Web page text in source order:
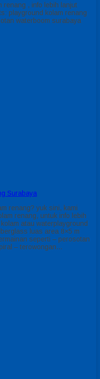
renang , info lebih lanjut
playground kolam renang
waterboom surabaya
Surabaya
renang? yuk sini, kami
renang, untuk info lebih
atau waterplayground
luas area 8×5 m
seperti – perosotan
– terowongan…